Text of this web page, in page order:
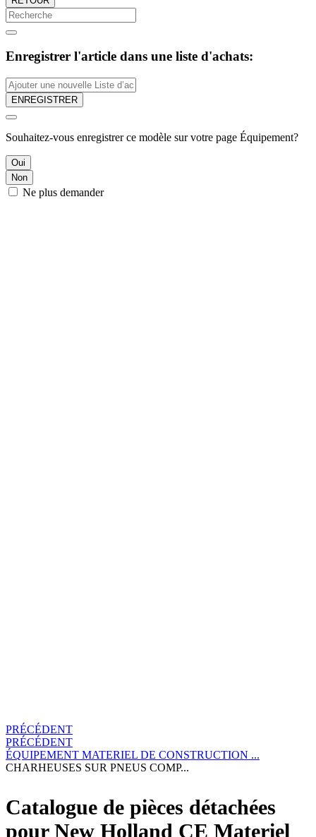
Enregistrer l'article dans une liste d'achats:
ENREGISTRER
Souhaitez-vous enregistrer ce modèle sur votre page Équipement?
Oui
Non
Ne plus demander
PRÉCÉDENT
PRÉCÉDENT
ÉQUIPEMENT MATERIEL DE CONSTRUCTION ...
CHARHEUSES SUR PNEUS COMP...
Catalogue de pièces détachées
pour New Holland CE Materiel